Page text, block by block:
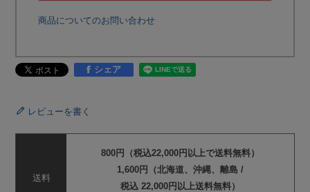
商品についてのお問い合わせ
シェア
レビューを書く
送料
800円（税込22,000円以上で送料無料）
1,600円（北海道、沖縄、離島 /
税込 22,000円以上送料無料）